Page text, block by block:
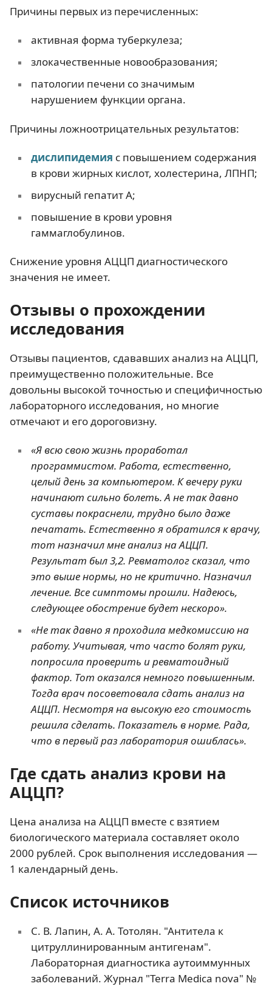
Причины первых из перечисленных:
активная форма туберкулеза;
злокачественные новообразования;
патологии печени со значимым
нарушением функции органа.
Причины ложноотрицательных результатов:
дислипидемия с повышением содержания
в крови жирных кислот, холестерина, ЛПНП;
вирусный гепатит А;
повышение в крови уровня
гаммаглобулинов.
Снижение уровня АЦЦП диагностического
значения не имеет.
Отзывы о прохождении
исследования
Отзывы пациентов, сдававших анализ на АЦЦП,
преимущественно положительные. Все
довольны высокой точностью и специфичностью
лабораторного исследования, но многие
отмечают и его дороговизну.
«Я всю свою жизнь проработал
программистом. Работа, естественно,
целый день за компьютером. К вечеру руки
начинают сильно болеть. А не так давно
суставы покраснели, трудно было даже
печатать. Естественно я обратился к врачу,
тот назначил мне анализ на АЦЦП.
Результат был 3,2. Ревматолог сказал, что
это выше нормы, но не критично. Назначил
лечение. Все симптомы прошли. Надеюсь,
следующее обострение будет нескоро».
«Не так давно я проходила медкомиссию на
работу. Учитывая, что часто болят руки,
попросила проверить и ревматоидный
фактор. Тот оказался немного повышенным.
Тогда врач посоветовала сдать анализ на
АЦЦП. Несмотря на высокую его стоимость
решила сделать. Показатель в норме. Рада,
что в первый раз лаборатория ошиблась».
Где сдать анализ крови на
АЦЦП?
Цена анализа на АЦЦП вместе с взятием
биологического материала составляет около
2000 рублей. Срок выполнения исследования —
1 календарный день.
Список источников
С. В. Лапин, А. А. Тотолян. "Антитела к
цитруллинированным антигенам".
Лабораторная диагностика аутоиммунных
заболеваний. Журнал "Terra Medica nova" №